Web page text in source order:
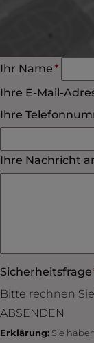
Pflichtfeld
Ihr Name*
Pflichtfeld
Ihre E-Mail-
Ihre
Pflichtfeld
Ihre Nachricht
Pflichtfeld
Sicherheitsfrage
Bitte rechnen
ABSENDEN
Erklärung: Sie